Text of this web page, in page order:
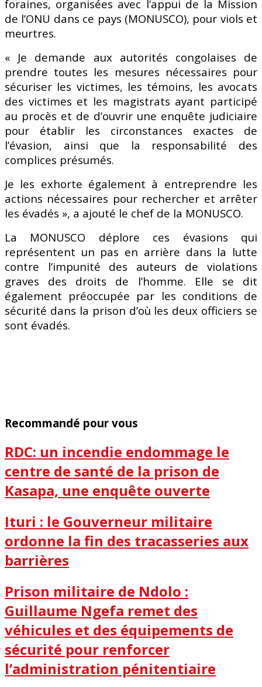
foraines, organisées avec l’appui de la Mission
de l’ONU dans ce pays (MONUSCO), pour viols et
meurtres.
« Je demande aux autorités congolaises de
prendre toutes les mesures nécessaires pour
sécuriser les victimes, les témoins, les avocats
des victimes et les magistrats ayant participé
au procès et de d’ouvrir une enquête judiciaire
pour établir les circonstances exactes de
l’évasion, ainsi que la responsabilité des
complices présumés.
Je les exhorte également à entreprendre les
actions nécessaires pour rechercher et arrêter
les évadés », a ajouté le chef de la MONUSCO.
La MONUSCO déplore ces évasions qui
représentent un pas en arrière dans la lutte
contre l’impunité des auteurs de violations
graves des droits de l’homme. Elle se dit
également préoccupée par les conditions de
sécurité dans la prison d’où les deux officiers se
sont évadés.
Recommandé pour vous
RDC: un incendie endommage le
centre de santé de la prison de
Kasapa, une enquête ouverte
Ituri : le Gouverneur militaire
ordonne la fin des tracasseries aux
barrières
Prison militaire de Ndolo :
Guillaume Ngefa remet des
véhicules et des équipements de
sécurité pour renforcer
l’administration pénitentiaire